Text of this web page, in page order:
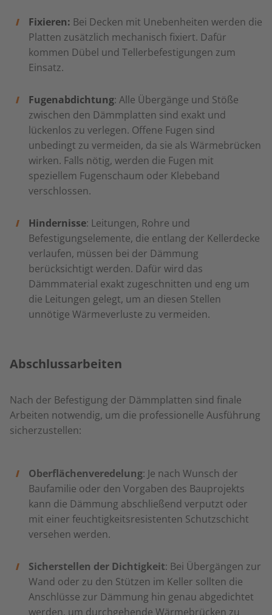
Fixieren: Bei Decken mit Unebenheiten werden die
Platten zusätzlich mechanisch fixiert. Dafür
kommen Dübel und Tellerbefestigungen zum
Einsatz.
Fugenabdichtung: Alle Übergänge und Stöße
zwischen den Dämmplatten sind exakt und
lückenlos zu verlegen. Offene Fugen sind
unbedingt zu vermeiden, da sie als Wärmebrücken
wirken. Falls nötig, werden die Fugen mit
speziellem Fugenschaum oder Klebeband
verschlossen.
Hindernisse: Leitungen, Rohre und
Befestigungselemente, die entlang der Kellerdecke
verlaufen, müssen bei der Dämmung
berücksichtigt werden. Dafür wird das
Dämmmaterial exakt zugeschnitten und eng um
die Leitungen gelegt, um an diesen Stellen
unnötige Wärmeverluste zu vermeiden.
Abschlussarbeiten
Nach der Befestigung der Dämmplatten sind finale
Arbeiten notwendig, um die professionelle Ausführung
sicherzustellen:
Oberflächenveredelung: Je nach Wunsch der
Baufamilie oder den Vorgaben des Bauprojekts
kann die Dämmung abschließend verputzt oder
mit einer feuchtigkeitsresistenten Schutzschicht
versehen werden.
Sicherstellen der Dichtigkeit: Bei Übergängen zur
Wand oder zu den Stützen im Keller sollten die
Anschlüsse zur Dämmung hin genau abgedichtet
werden, um durchgehende Wärmebrücken zu